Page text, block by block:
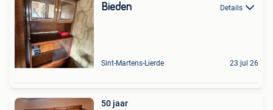
Bieden Details
Sint-Martens-Lierde 23 jul 26
50 jaar